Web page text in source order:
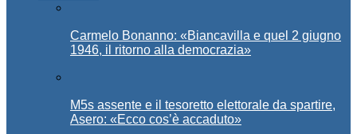
Carmelo Bonanno: «Biancavilla e quel 2 giugno
1946, il ritorno alla democrazia»
M5s assente e il tesoretto elettorale da spartire,
Asero: «Ecco cos’è accaduto»